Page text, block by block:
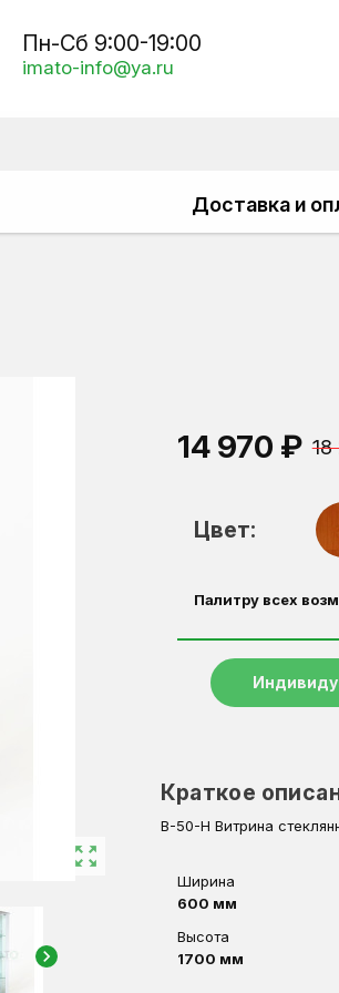
Пн-Сб 9:00-19:00
imato-info@ya.ru
Доставка и
zoom_out_map
chevron_right
14 970 ₽
Цвет:
Палитру всех
Краткое
В-50-Н Витрина
Ширина
600 мм
Высота
1700 мм